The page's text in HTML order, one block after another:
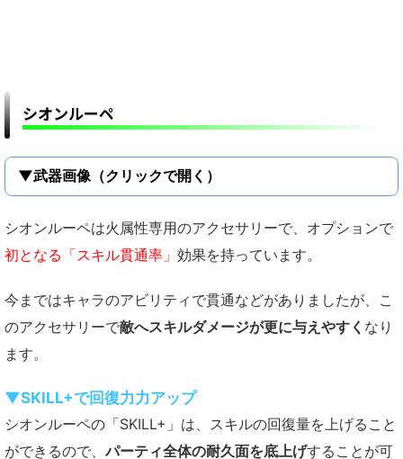
シオンルーペ
▼武器画像（クリックで開く）
シオンルーペは火属性専用のアクセサリーで、オプションで
初となる「スキル貫通率」 効果を持っています。
今まではキャラのアビリティで貫通などがありましたが、こ
のアクセサリーで敵へスキルダメージが更に与えやすく なり
ます。
▼SKILL+で回復力力アップ
シオンルーペの「SKILL+」は、スキルの回復量を上げること
ができるので、パーティ全体の耐久面を底上げすることが可